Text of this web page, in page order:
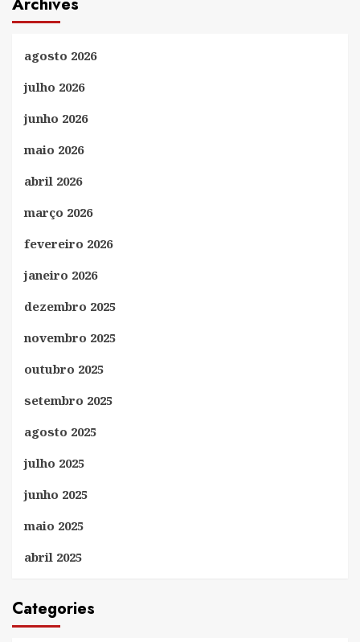
Archives
agosto 2026
julho 2026
junho 2026
maio 2026
abril 2026
março 2026
fevereiro 2026
janeiro 2026
dezembro 2025
novembro 2025
outubro 2025
setembro 2025
agosto 2025
julho 2025
junho 2025
maio 2025
abril 2025
Categories